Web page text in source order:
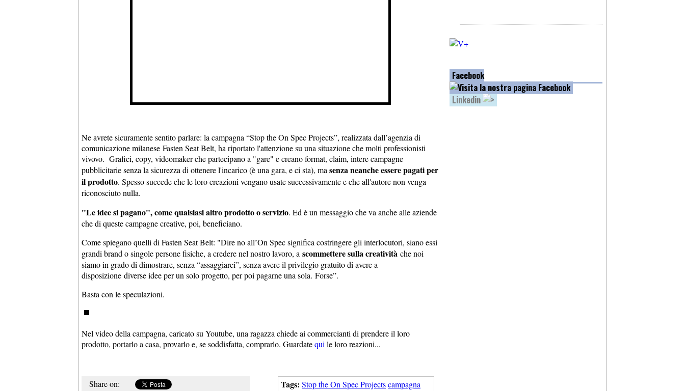
Ne avrete sicuramente sentito parlare: la campagna “Stop the On Spec Projects”, realizzata dall’agenzia di
comunicazione milanese Fasten Seat Belt, ha riportato l'attenzione su una situazione che molti professionisti
vivovo. Grafici, copy, videomaker che partecipano a "gare" e creano format, claim, intere campagne
pubblicitarie senza la sicurezza di ottenere l'incarico (è una gara, e ci sta), ma senza neanche essere pagati per
il prodotto. Spesso succede che le loro creazioni vengano usate successivamente e che all'autore non venga
riconosciuto nulla.
"Le idee si pagano", come qualsiasi altro prodotto o servizio. Ed è un messaggio che va anche alle aziende
che di queste campagne creative, poi, beneficiano.
Come spiegano quelli di Fasten Seat Belt: "Dire no all’On Spec significa costringere gli interlocutori, siano essi
grandi brand o singole persone fisiche, a credere nel nostro lavoro, a scommettere sulla creatività che noi
siamo in grado di dimostrare, senza “assaggiarci”, senza avere il privilegio gratuito di avere a
disposizione diverse idee per un solo progetto, per poi pagarne una sola. Forse”.
Basta con le speculazioni.
Nel video della campagna, caricato su Youtube, una ragazza chiede ai commercianti di prendere il loro
prodotto, portarlo a casa, provarlo e, se soddisfatta, comprarlo. Guardatequi le loro reazioni...
Tags: Stop the On Spec Projectscampagna
Share on:
Facebook
Linkedin